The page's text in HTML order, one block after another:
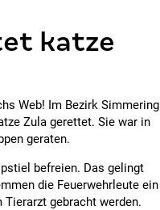
katze
Web! Im Bezirk Simmering
Zula gerettet. Sie war in
geraten.
befreien. Das gelingt
die Feuerwehrleute ein
Tierarzt gebracht werden.